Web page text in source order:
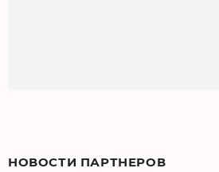
НОВОСТИ ПАРТНЕРОВ